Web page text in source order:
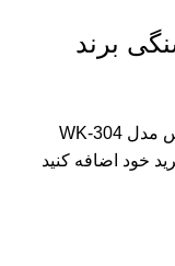
برند
برای خرید کاسه روشویی زیر سنگی الپس مدل WK-304
خود اضافه کنید